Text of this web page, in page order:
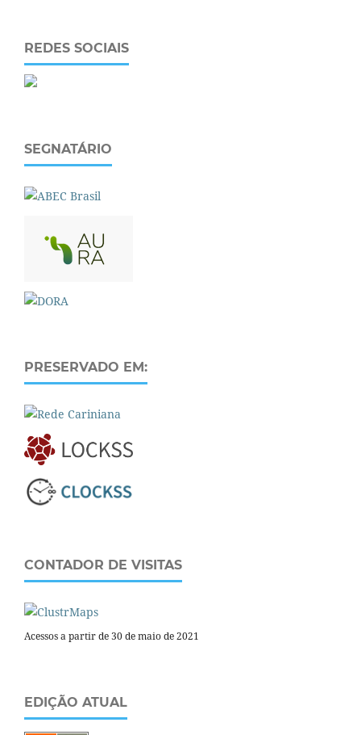
REDES SOCIAIS
SEGNATÁRIO
PRESERVADO EM:
CONTADOR DE VISITAS
Acessos a partir de 30 de maio de 2021
EDIÇÃO ATUAL